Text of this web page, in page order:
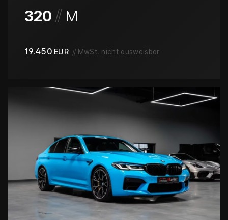
320 // M
19.450 EUR // MwSt. nicht ausweisbar